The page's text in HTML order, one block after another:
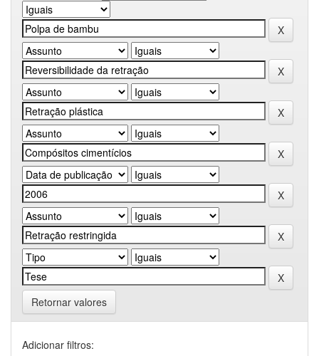
Retornar valores
Adicionar filtros: